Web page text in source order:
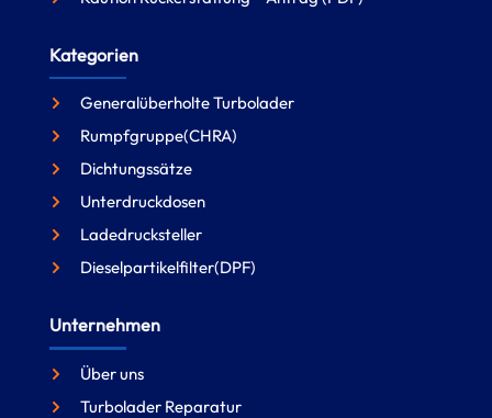
Kategorien
Generalüberholte Turbolader
Rumpfgruppe(CHRA)
Dichtungssätze
Unterdruckdosen
Ladedrucksteller
Dieselpartikelfilter(DPF)
Unternehmen
Über uns
Turbolader Reparatur